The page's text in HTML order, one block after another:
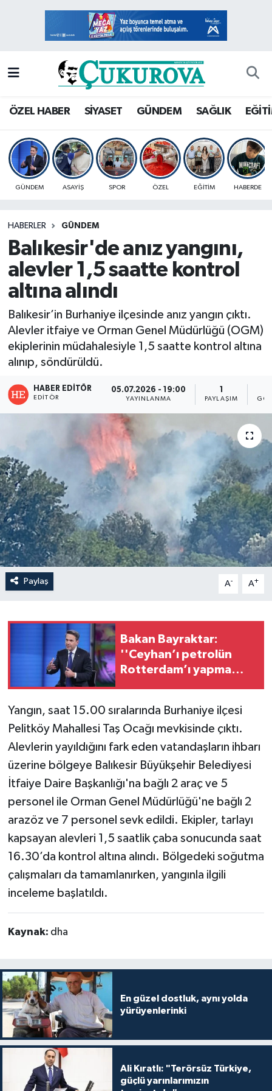
ÖZEL HABER SİYASET GÜNDEM SAĞLIK
GÜNDEM ASAYİŞ SPOR ÖZEL EĞİTİM HABERDE
HABERLER GÜNDEM
Balıkesir'de anız yangını,
alevler 1,5 saatte kontrol
altına alındı
Balıkesir’in Burhaniye ilçesinde anız yangın çıktı.
Alevler itfaiye ve Orman Genel Müdürlüğü (OGM)
ekiplerinin müdahalesiyle 1,5 saatte kontrol altına
alınıp, söndürüldü.
HABER EDITÖR
EDITÖR
05.07.2026 - 19:00
YAYINLANMA PAYLAŞIM
Paylaş A- A+
Bakan Bayraktar:
''Ceyhan’ı petrolün
Rotterdam’ı yapma
Yangın, saat 15.00 sıralarında Burhaniye ilçesi
Pelitköy Mahallesi Taş Ocağı mevkisinde çıktı.
Alevlerin yayıldığını fark eden vatandaşların ihbarı
üzerine bölgeye Balıkesir Büyükşehir Belediyesi
İtfaiye Daire Başkanlığı'na bağlı 2 araç ve 5
personel ile Orman Genel Müdürlüğü'ne bağlı 2
arazöz ve 7 personel sevk edildi. Ekipler, tarlayı
kapsayan alevleri 1,5 saatlik çaba sonucunda saat
16.30’da kontrol altına alındı. Bölgedeki soğutma
çalışmaları da tamamlanırken, yangınla ilgili
inceleme başlatıldı.
Kaynak: dha
En güzel dostluk, aynı yolda
yürüyenlerinki
Ali Kıratlı: "Terörsüz Türkiye,
güçlü yarınlarımızın
Mersin Hava Durumu
Mersin Namaz Vakitleri
Mersin Trafik Yoğunluk Haritası
Süper Lig Puan Durumu ve Fikstür
Haber Arşivi